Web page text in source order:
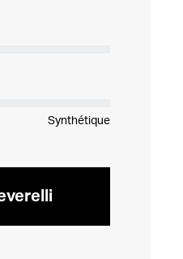
Synthétique